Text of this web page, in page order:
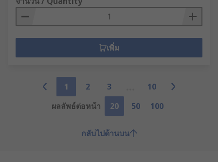
เพิ่ม
1 2 3
10
ผลลัพธ์ต่อหน้า
20 50 100
กลับไปด้านบน